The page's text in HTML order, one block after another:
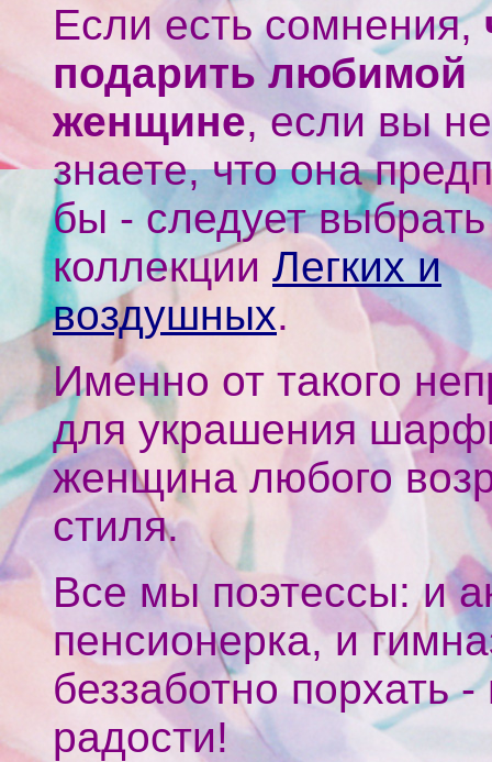
Если есть сомнения,
подарить любимой
женщине, если вы не
знаете, что она
бы - следует выбрать
коллекции Легких и
воздушных.
Именно от такого
для украшения
женщина любого
стиля.
Все мы поэтессы: и
пенсионерка, и
беззаботно порхать
радости!